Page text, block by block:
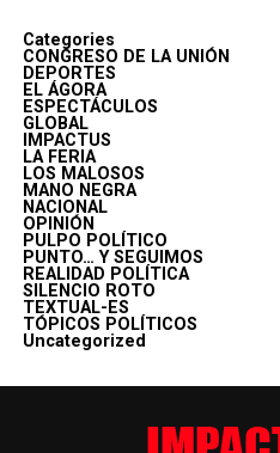
Categories
CONGRESO DE LA UNIÓN
DEPORTES
EL ÁGORA
ESPECTÁCULOS
GLOBAL
IMPACTUS
LA FERIA
LOS MALOSOS
MANO NEGRA
NACIONAL
OPINIÓN
PULPO POLÍTICO
PUNTO… Y SEGUIMOS
REALIDAD POLÍTICA
SILENCIO ROTO
TEXTUAL-ES
TÓPICOS POLÍTICOS
Uncategorized